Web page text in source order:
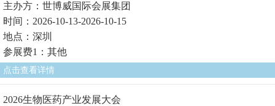
主办方：世博威国际会展集团
时间：2026-10-13-2026-10-15
地点：深圳
参展费1：其他
点击查看详情
2026生物医药产业发展大会